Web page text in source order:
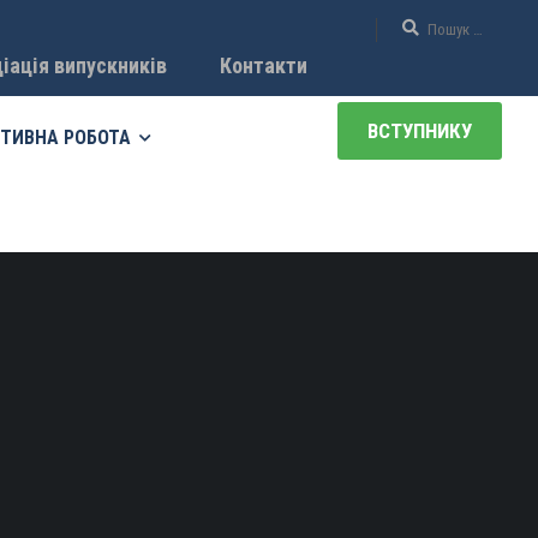
випускників Контакти
РОБОТА ВСТУПНИКУ